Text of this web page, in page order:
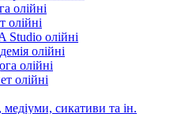
олійні
олійні
Studio олійні
олійні
олійні
олійні
сикативи та ін.